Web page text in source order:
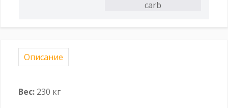
Описание
Вес: 230 кг